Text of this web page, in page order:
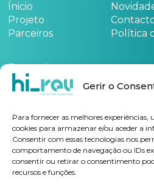
Gerir o
Para fornecer as melhores experiências,
cookies para armazenar e/ou aceder a
Consentir com essas tecnologias nos
comportamento de navegação ou IDs
consentir ou retirar o consentimento
recursos e funções.
Ínicio
Projeto
Parceiros
Política
Financiado por:
Subscrever Newsletter